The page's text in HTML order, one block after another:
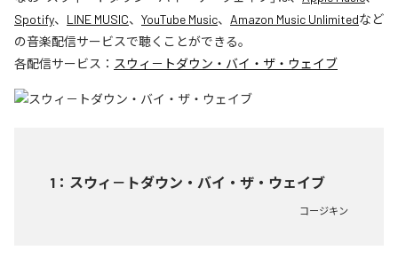
Spotify、 LINE MUSIC、 YouTube Music、 Amazon Music Unlimitedなど
の音楽配信サービスで聴くことができる。
各配信サービス： スウィ－トダウン・バイ・ザ・ウェイブ
1 ： スウィ－トダウン・バイ・ザ・ウェイブ
コージキン